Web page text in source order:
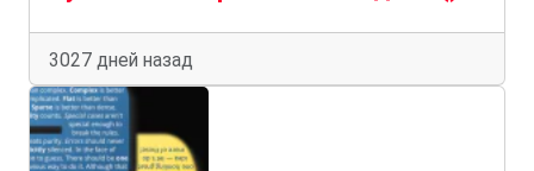
3027 дней назад